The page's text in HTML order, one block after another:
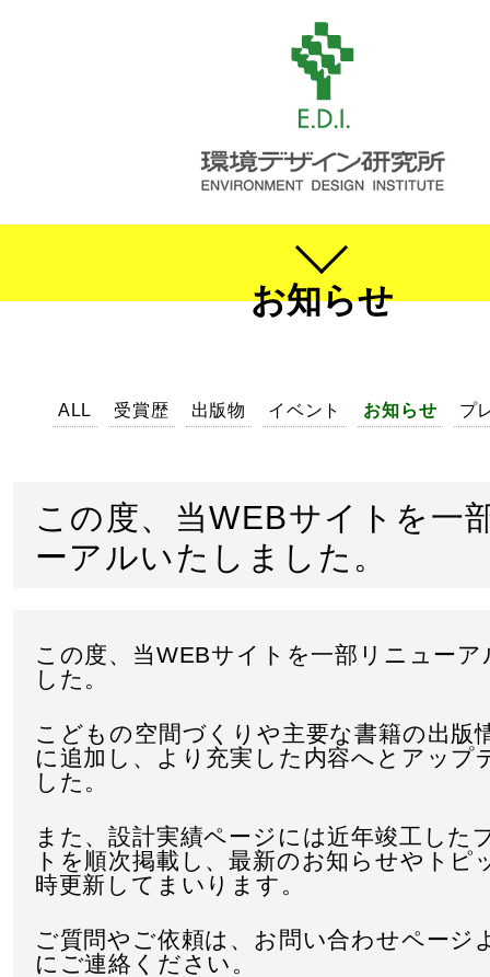
お知らせ
ALL 受賞歴 出版物 イベント お知らせ プ
この度、当WEBサイトを一
ーアルいたしました。
この度、当WEBサイトを一部リニュー
した。
こどもの空間づくりや主要な書籍の出版
に追加し、より充実した内容へとアップ
した。
また、設計実績ページには近年竣工した
トを順次掲載し、最新のお知らせやトピ
時更新してまいります。
ご質問やご依頼は、お問い合わせページ
にご連絡ください。